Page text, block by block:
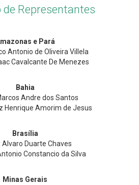
de Representantes
e Pará
Antonio de Oliveira Villela
Cavalcante De Menezes
Bahia
Andre dos Santos
Henrique Amorim de Jesus
Brasília
Alvaro Duarte Chaves
Constancio da Silva
Minas Gerais